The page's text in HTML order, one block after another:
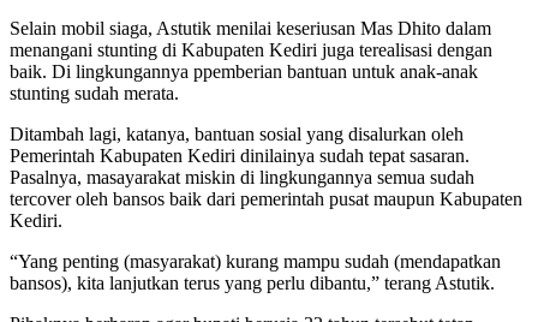
Selain mobil siaga, Astutik menilai keseriusan Mas Dhito dalam
menangani stunting di Kabupaten Kediri juga terealisasi dengan
baik. Di lingkungannya ppemberian bantuan untuk anak-anak
stunting sudah merata.
Ditambah lagi, katanya, bantuan sosial yang disalurkan oleh
Pemerintah Kabupaten Kediri dinilainya sudah tepat sasaran.
Pasalnya, masayarakat miskin di lingkungannya semua sudah
tercover oleh bansos baik dari pemerintah pusat maupun Kabupaten
Kediri.
“Yang penting (masyarakat) kurang mampu sudah (mendapatkan
bansos), kita lanjutkan terus yang perlu dibantu,” terang Astutik.